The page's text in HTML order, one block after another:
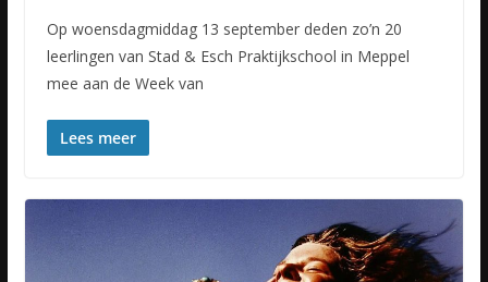
Op woensdagmiddag 13 september deden zo’n 20
leerlingen van Stad & Esch Praktijkschool in Meppel
mee aan de Week van
Lees meer